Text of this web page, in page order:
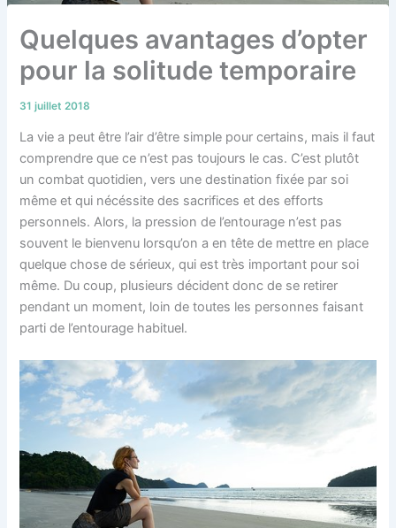
Quelques avantages d’opter
pour la solitude temporaire
31 juillet 2018
La vie a peut être l’air d’être simple pour certains, mais il faut
comprendre que ce n’est pas toujours le cas. C’est plutôt
un combat quotidien, vers une destination fixée par soi
même et qui nécéssite des sacrifices et des efforts
personnels. Alors, la pression de l’entourage n’est pas
souvent le bienvenu lorsqu’on a en tête de mettre en place
quelque chose de sérieux, qui est très important pour soi
même. Du coup, plusieurs décident donc de se retirer
pendant un moment, loin de toutes les personnes faisant
parti de l’entourage habituel.